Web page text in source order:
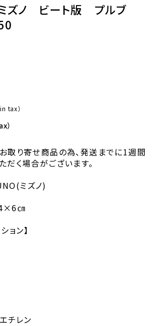
ズノ ビート版 プルブ
in tax）
）
取り寄せ商品の為、発送までに1週間
だく場合がございます。
ミズノ)
㎝
ョン】
チレン